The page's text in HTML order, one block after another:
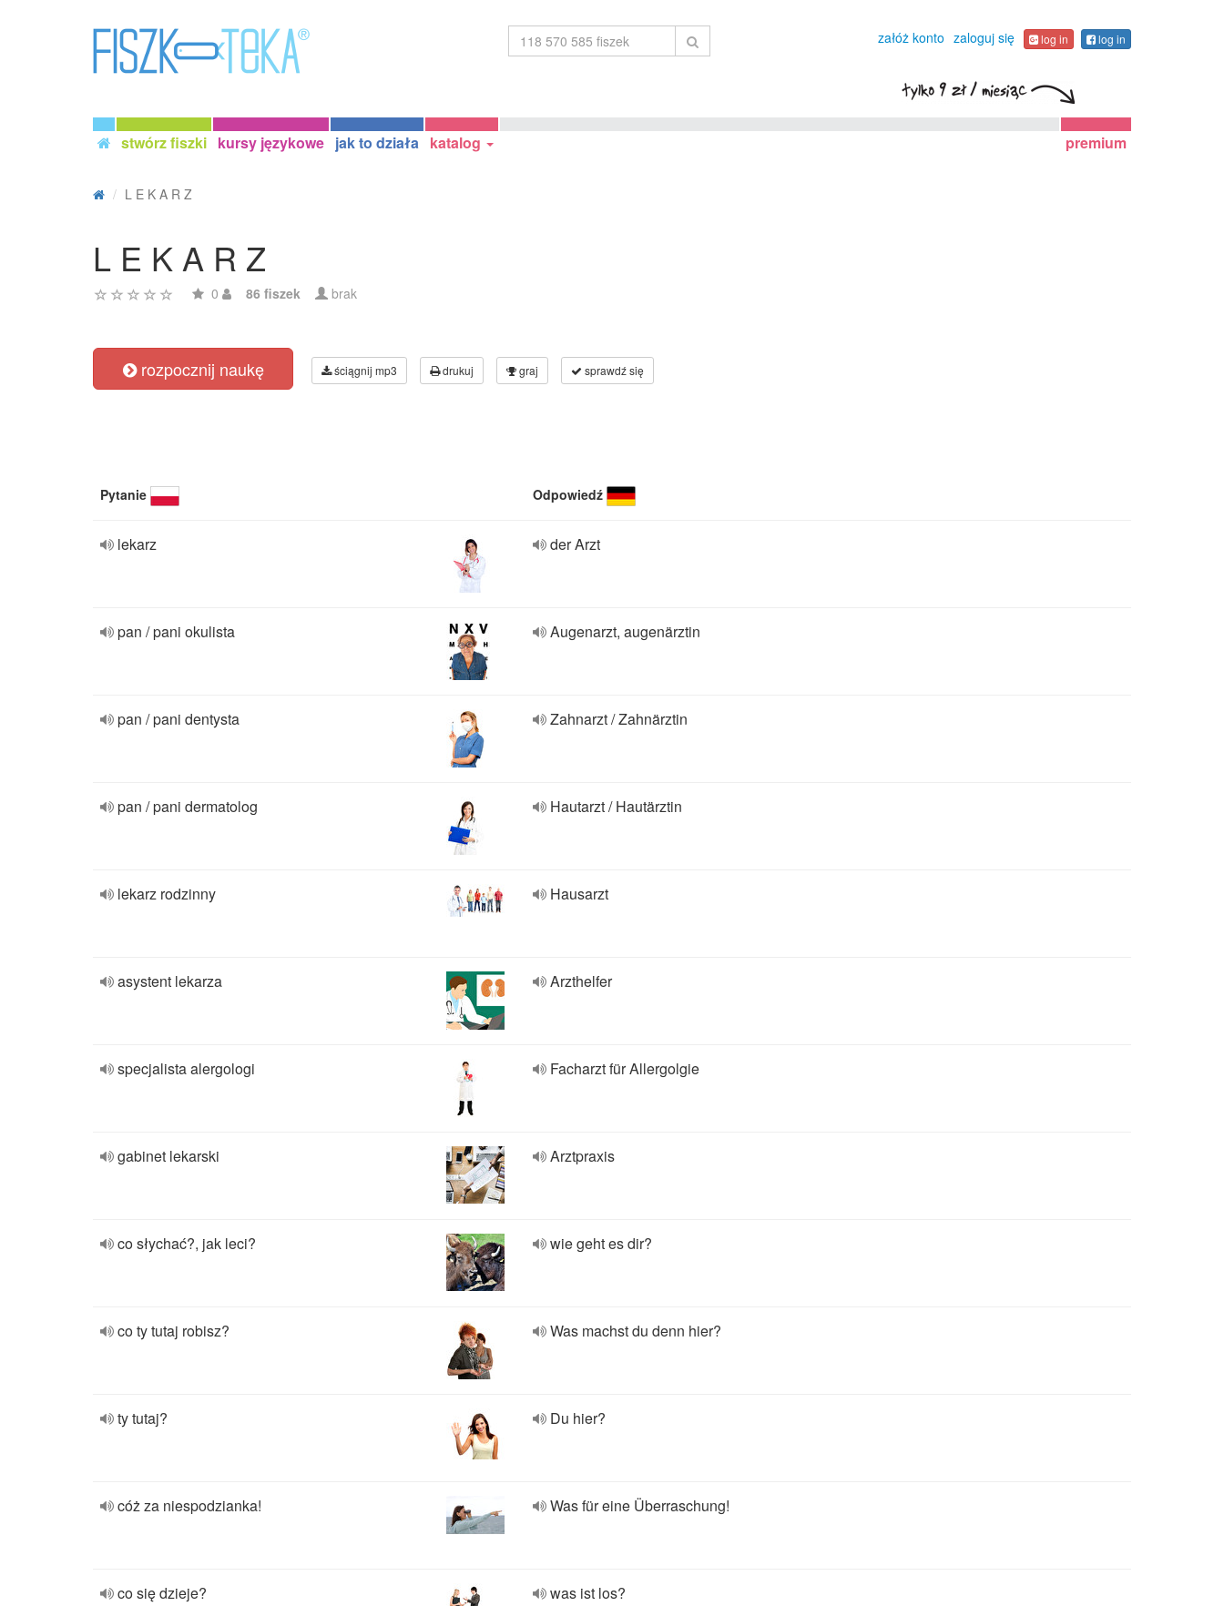
załóż konto zaloguj się log in log in
stwórz fiszki kursy językowe jak to działa katalog premium
L E K A R Z
L E K A R Z
0 86 fiszek brak
rozpocznij naukę ściągnij mp3 drukuj graj sprawdź się
Pytanie Odpowiedź
lekarz der Arzt
pan / pani okulista Augenarzt, augenärztin
pan / pani dentysta Zahnarzt / Zahnärztin
pan / pani dermatolog Hautarzt / Hautärztin
lekarz rodzinny Hausarzt
asystent lekarza Arzthelfer
specjalista alergologi Facharzt für Allergolgie
gabinet lekarski Arztpraxis
co słychać?, jak leci? wie geht es dir?
co ty tutaj robisz? Was machst du denn hier?
ty tutaj? Du hier?
cóż za niespodzianka! Was für eine Überraschung!
co się dzieje? was ist los?